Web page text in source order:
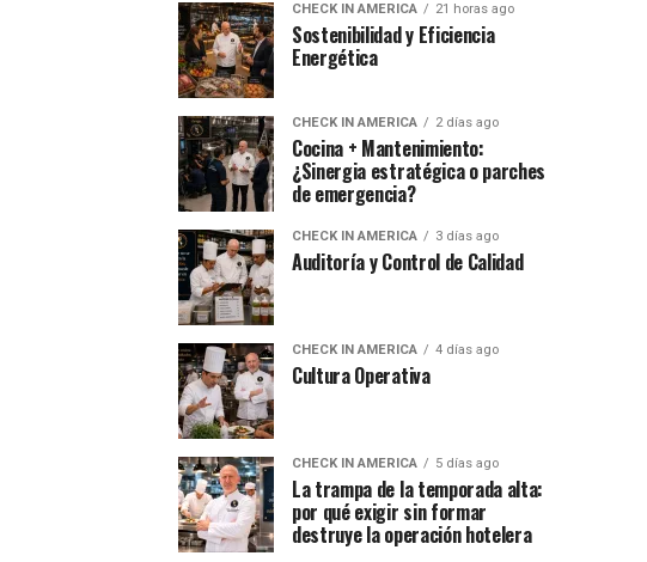
CHECK IN AMERICA 21 horas ago
Sostenibilidad y Eficiencia
Energética
CHECK IN AMERICA 2 días ago
Cocina + Mantenimiento:
¿Sinergia estratégica o parches
de emergencia?
CHECK IN AMERICA 3 días ago
Auditoría y Control de Calidad
CHECK IN AMERICA 4 días ago
Cultura Operativa
CHECK IN AMERICA 5 días ago
La trampa de la temporada alta:
por qué exigir sin formar
destruye la operación hotelera